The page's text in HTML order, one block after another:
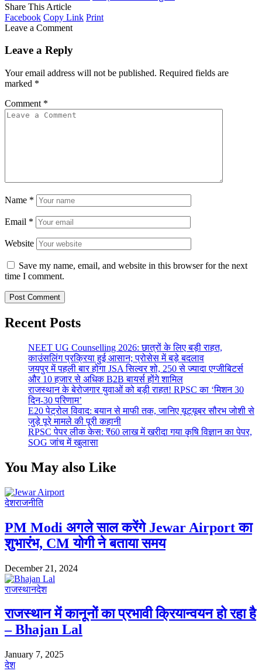
Share This Article
Facebook Copy Link Print
Leave a Comment
Leave a Reply
Your email address will not be published. Required fields are
marked *
Comment *
Name *
Email *
Website
Save my name, email, and website in this browser for the next
time I comment.
Recent Posts
NEET UG Counselling 2026: छात्रों के लिए बड़ी राहत,
काउंसलिंग प्रक्रिया हुई आसान; प्रोसेस में बड़े बदलाव
जयपुर में पहली बार होगा JSA सिल्वर शो, 250 से ज्यादा एग्जीबिटर्स
और 10 हजार से अधिक B2B बायर्स होंगे शामिल
राजस्थान के बेरोजगार युवाओं को बड़ी राहत! RPSC का ‘मिशन 30
दिन-30 परिणाम’
E20 पेट्रोल विवाद: बयान से माफी तक, जानिए यूट्यूबर सौरभ जोशी से
जुड़े पूरे मामले की पूरी कहानी
RPSC पेपर लीक केस: ₹60 लाख में खरीदा गया कृषि विज्ञान का पेपर,
SOG जांच में खुलासा
You May also Like
देशराजनीति
PM Modi अगले साल करेंगे Jewar Airport का
शुभारंभ, CM योगी ने बताया समय
December 21, 2024
राजस्थानदेश
राजस्थान में कानूनों का प्रभावी क्रियान्वयन हो रहा है
– Bhajan Lal
January 7, 2025
देश